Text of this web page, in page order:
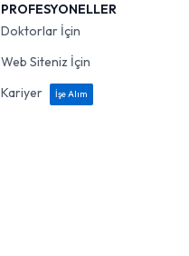
PROFESYONELLER
Doktorlar İçin
Web Siteniz İçin
Kariyer
İşe Alım